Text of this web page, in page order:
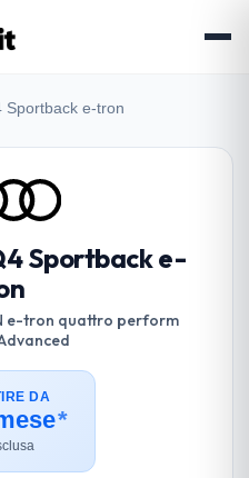
Sportback e-tron
Sportback e-
e-tron quattro perform
DA
*